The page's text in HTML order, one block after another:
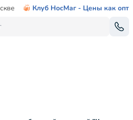
Клуб НосМаг - Цены как опт